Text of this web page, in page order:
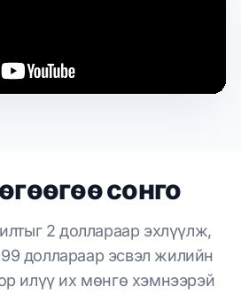
сонго
2 доллараар эхлүүлж,
доллараар эсвэл жилийн
илүү их мөнгө хэмнээрэй